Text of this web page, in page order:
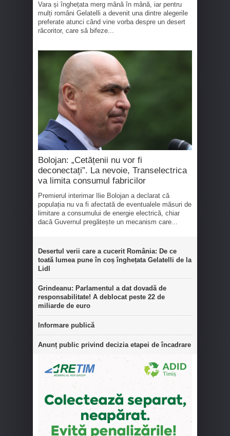
Vara și înghețata merg mână în mână, iar pentru
mulți români Gelatelli a devenit una dintre alegerile
preferate atunci când vine vorba despre un desert
răcoritor, care să bifeze...
Bolojan: „Cetățenii nu vor fi
deconectați”. La nevoie, Transelectrica
va limita consumul fabricilor
Premierul interimar Ilie Bolojan a declarat că
populația nu va fi afectată de eventualele măsuri de
limitare a consumului de energie electrică, chiar
dacă Guvernul pregătește un mecanism care...
Desertul verii care a cucerit România: De ce
toată lumea pune în coș înghețata Gelatelli de la
Lidl
Grindeanu: Parlamentul a dat dovadă de
responsabilitate! A deblocat peste 22 de
miliarde de euro
Informare publică
Anunț public privind decizia etapei de încadrare